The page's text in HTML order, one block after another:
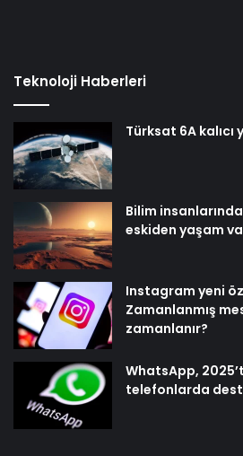
Teknoloji Haberleri
Türksat 6A kalıcı
Bilim
eskiden yaşam
Instagram yeni
Zamanlanmış
zamanlanır?
WhatsApp,
telefonlarda